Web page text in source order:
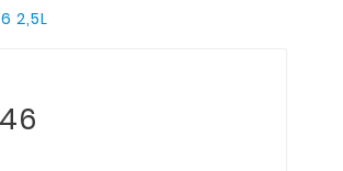
2,5L